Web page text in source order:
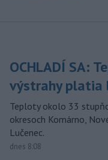
OCHLADÍ SA:
výstrahy platia
Teploty okolo 33
okresoch Komárno,
Lučenec.
dnes 8:08